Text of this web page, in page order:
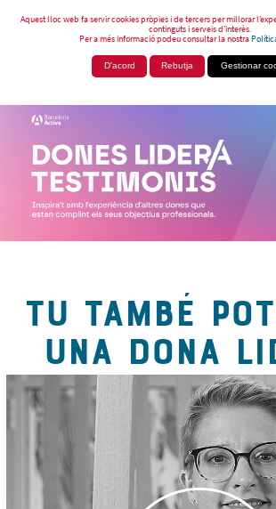
Aquest lloc web fa servir cookies pròpies i de tercers per millorar
continguts i serveis d’interès.
Per a més informació podeu consultar la nostra
D'acord Rebutja Gestionar
TU TAMBÉ
UNA DONA